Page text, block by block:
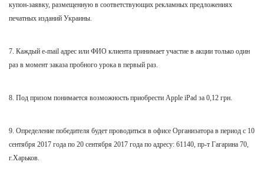
купон-заявку, размещенную в соответствующих рекламных предложениях
печатных изданий Украины.
7. Каждый e-mail адрес или ФИО клиента принимает участие в акции только один
раз в момент заказа пробного урока в первый раз.
8. Под призом понимается возможность приобрести Apple iPad за 0,12 грн.
9. Определение победителя будет проводиться в офисе Организатора в период с 10
сентября 2017 года по 20 сентября 2017 года по адресу: 61140, пр-т Гагарина 70,
г.Харьков.